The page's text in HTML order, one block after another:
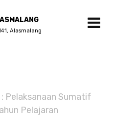
Alasmalang
Pelaksanaan Sumatif
Pelajaran